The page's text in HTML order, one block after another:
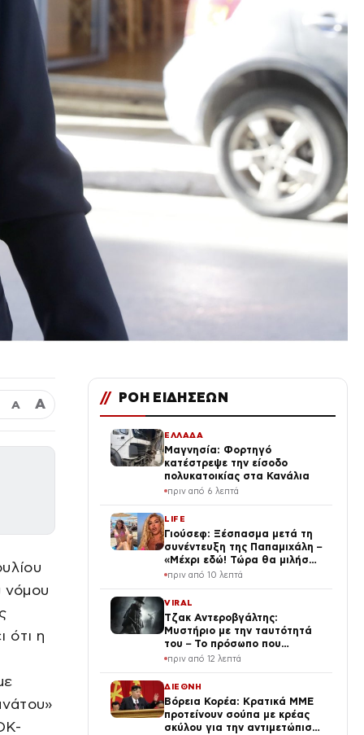
Α Α
νόμου
ότι η
// ΡΟΗ ΕΙΔΗΣΕΩΝ
ΕΛΛΑΔΑ
Μαγνησία: Φορτηγό
κατέστρεψε την είσοδο
πολυκατοικίας στα Κανάλια
πριν από 6 λεπτά
LIFE
Γιούσεφ: Ξέσπασμα μετά τη
συνέντευξη της Παπαμιχάλη –
«Μέχρι εδώ! Τώρα θα μιλήσω»
(Βίντεο)
πριν από 10 λεπτά
VIRAL
Τζακ Αντεροβγάλτης:
Μυστήριο με την ταυτότητά
του – Το πρόσωπο που
κατηγόρησαν και τελικά έγινε
πριν από 12 λεπτά
ΔΙΕΘΝΗ
Βόρεια Κορέα: Κρατικά ΜΜΕ
προτείνουν σούπα με κρέας
σκύλου για την αντιμετώπιση